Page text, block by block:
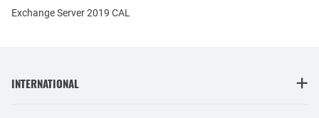
Exchange Server 2019 CAL
INTERNATIONAL